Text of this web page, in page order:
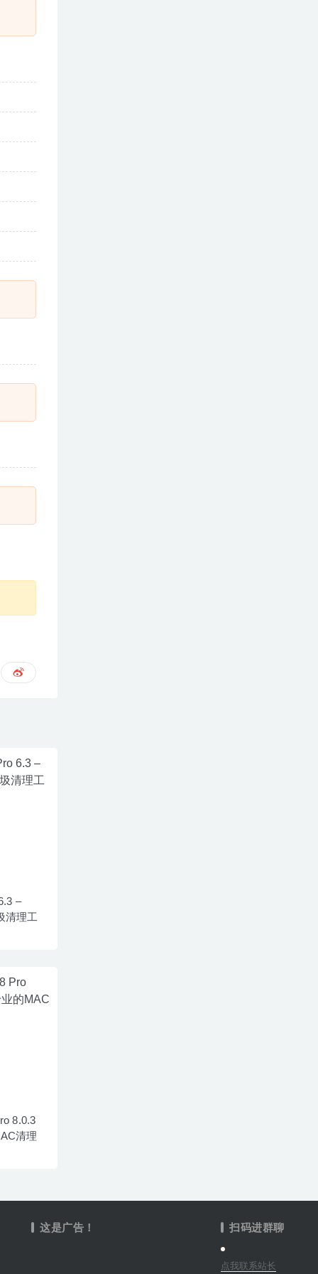
–
清理工
8.0.3
清理
这是广告！ 扫码进群聊
点我联系站长